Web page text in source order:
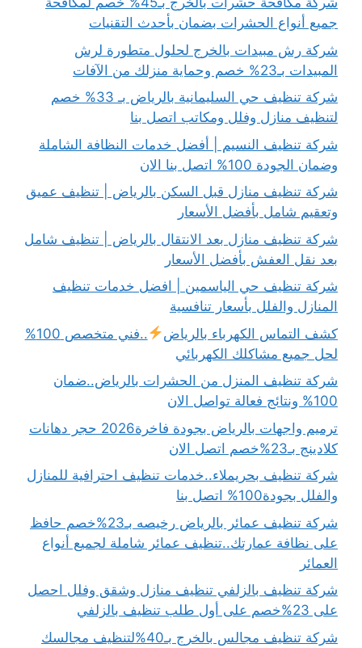
جميع أنواع الحشرات بضمان بأحدث التقنيات
شركة رش مبيدات بالخرج لحلول متطورة لرش
المبيدات بـ23% خصم وحماية منزلك من الآفات
شركة تنظيف حي السليمانية بالرياض بـ 33% خصم
لتنظيف منازل وفلل ومكاتب اتصل بنا
شركة تنظيف النسيم | أفضل خدمات النظافة الشاملة
وضمان الجودة 100% اتصل بنا الان
شركة تنظيف منازل قبل السكن بالرياض | تنظيف عميق
وتعقيم شامل بأفضل الأسعار
شركة تنظيف منازل بعد الانتقال بالرياض | تنظيف شامل
بعد نقل العفش بأفضل الأسعار
شركة تنظيف حي الياسمين | افضل خدمات تنظيف
المنازل والفلل بأسعار تنافسية
كشف التماس الكهرباء بالرياض
..فني متخصص 100%
لحل جميع مشاكلك الكهربائي
شركة تنظيف المنزل من الحشرات بالرياض..ضمان
100% ونتائج فعالة تواصل الان
ترميم واجهات بالرياض بجودة فاخرة2026 حجر دهانات
كلادينج بـ23%خصم اتصل الان
شركة تنظيف بحريملاء..خدمات تنظيف احترافية للمنازل
والفلل بجودة100% اتصل بنا
شركة تنظيف عمائر بالرياض رخيصه بـ23%خصم حافظ
على نظافة عمارتك..تنظيف عمائر شاملة لجميع أنواع
العمائر
شركة تنظيف بالزلفي تنظيف منازل وشقق وفلل احصل
على 23%خصم على أول طلب تنظيف بالزلفي
شركة تنظيف مجالس بالخرج بـ40%لتنظيف مجالسك